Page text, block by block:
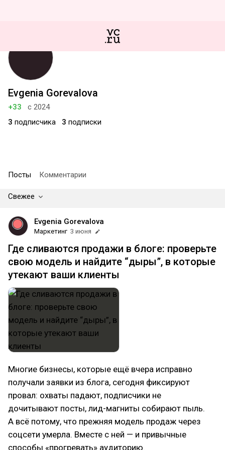
Evgenia Gorevalova
+33
с 2024
3 подписчика 3 подписки
Посты Комментарии
Свежее
Evgenia Gorevalova
Маркетинг 3 июня
Где сливаются продажи в блоге: проверьте
свою модель и найдите “дыры”, в которые
утекают ваши клиенты
Многие бизнесы, которые ещё вчера исправно
получали заявки из блога, сегодня фиксируют
провал: охваты падают, подписчики не
дочитывают посты, лид-магниты собирают пыль.
А всё потому, что прежняя модель продаж через
соцсети умерла. Вместе с ней — и привычные
способы «прогревать» аудиторию.